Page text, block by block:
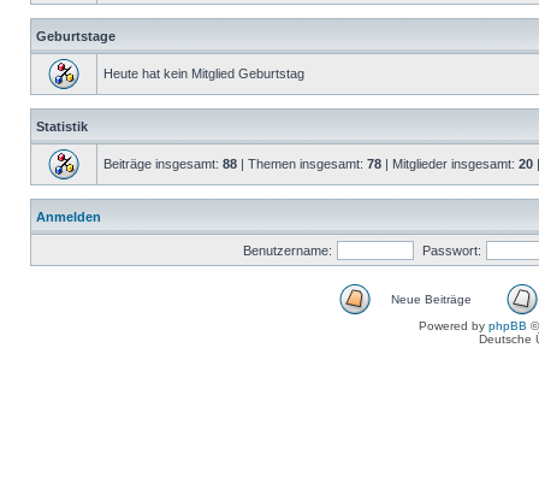
Geburtstage
Heute hat kein Mitglied Geburtstag
Statistik
Beiträge insgesamt: 88 | Themen insgesamt: 78 | Mitglieder insgesamt: 20
Anmelden
Benutzername: Passwort:
Neue Beiträge
Powered by phpBB
Deutsche